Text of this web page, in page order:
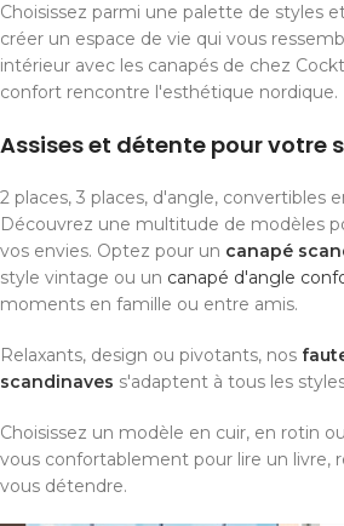
Choisissez parmi une palette de styles
créer un espace de vie qui vous
intérieur avec les canapés de chez
confort rencontre l'esthétique nordique.
Assises et détente pour votre
2 places, 3 places, d'angle, convertibles
Découvrez une multitude de modèles
vos envies. Optez pour un canapé
style vintage ou un canapé d'angle
moments en famille ou entre amis.
Relaxants, design ou pivotants, nos
scandinaves s'adaptent à tous les
Choisissez un modèle en cuir, en rotin
vous confortablement pour lire un livre,
vous détendre.